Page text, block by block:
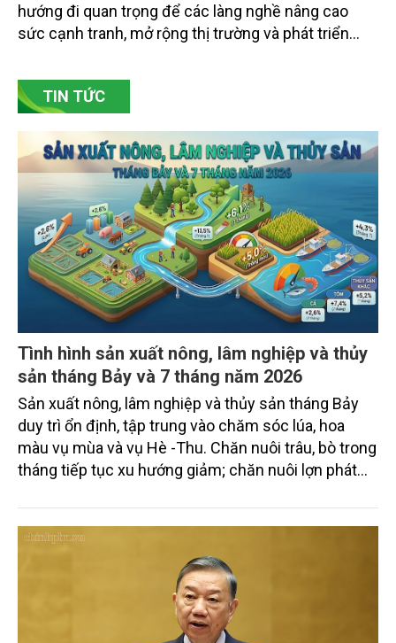
hướng đi quan trọng để các làng nghề nâng cao
sức cạnh tranh, mở rộng thị trường và phát triển
Bắc Ninh, nhiều nghệ nhân và cơ sở sản xuất đã
chủ động đổi mới tư duy, đầu tư công nghệ, xây
TIN TỨC
Tình hình sản xuất nông, lâm nghiệp và thủy
sản tháng Bảy và 7 tháng năm 2026
Sản xuất nông, lâm nghiệp và thủy sản tháng Bảy
duy trì ổn định, tập trung vào chăm sóc lúa, hoa
màu vụ mùa và vụ Hè -Thu. Chăn nuôi trâu, bò trong
tháng tiếp tục xu hướng giảm; chăn nuôi lợn phát
trưởng khá. Diện tích rừng trồng mới và sản lượng
thủy sản đều tăng nhẹ.